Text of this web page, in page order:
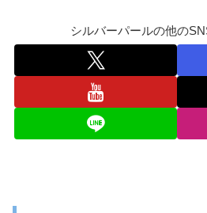
シルバーパールの他の